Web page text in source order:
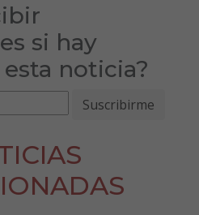
si hay
noticia?